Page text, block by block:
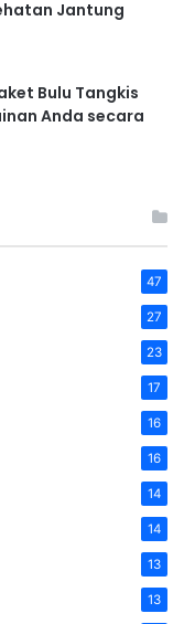
Jantung
Bulu Tangkis
Anda secara
47
27
23
17
16
16
14
14
13
13